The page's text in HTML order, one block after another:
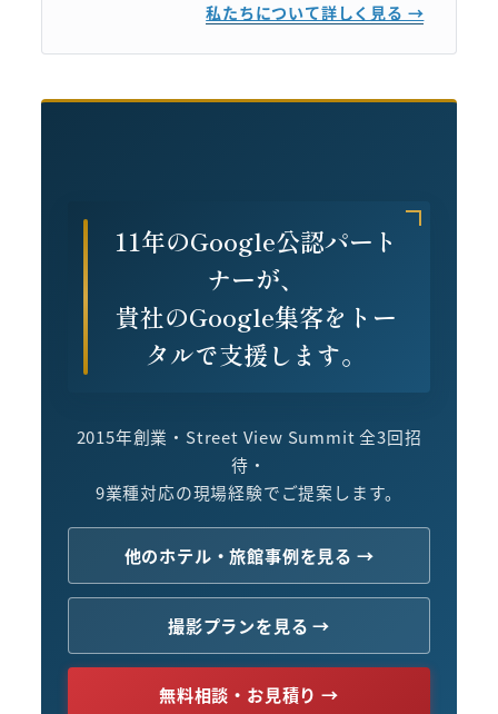
私たちについて詳しく見る →
11年のGoogle公認パート
ナーが、
貴社のGoogle集客をトー
タルで支援します。
2015年創業・Street View Summit 全3回招
待・
9業種対応の現場経験でご提案します。
他のホテル・旅館事例を見る →
撮影プランを見る →
無料相談・お見積り →